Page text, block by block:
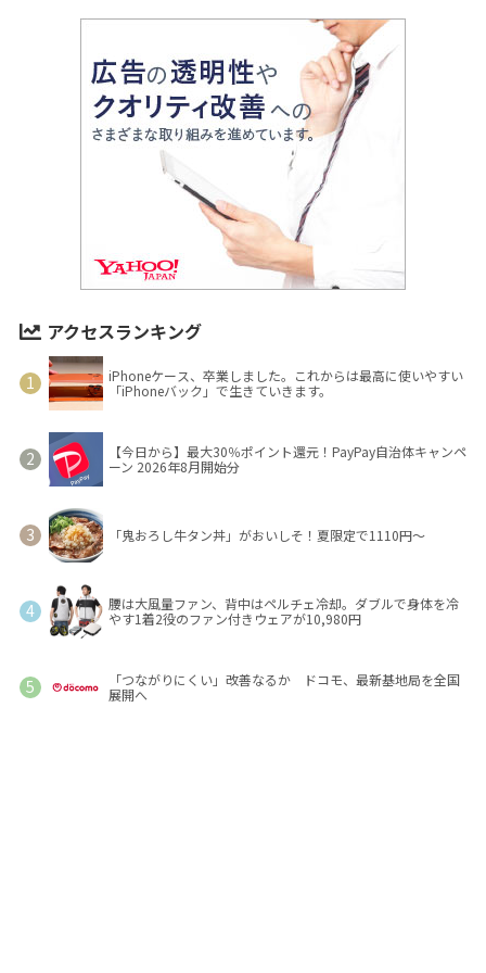
アクセスランキング
iPhoneケース、卒業しました。これからは最高に使いやすい
「iPhoneバック」で生きていきます。
【今日から】最大30％ポイント還元！PayPay自治体キャンペ
ーン 2026年8月開始分
「鬼おろし牛タン丼」がおいしそ！夏限定で1110円～
腰は大風量ファン、背中はペルチェ冷却。ダブルで身体を冷
やす1着2役のファン付きウェアが10,980円
「つながりにくい」改善なるか ドコモ、最新基地局を全国
展開へ